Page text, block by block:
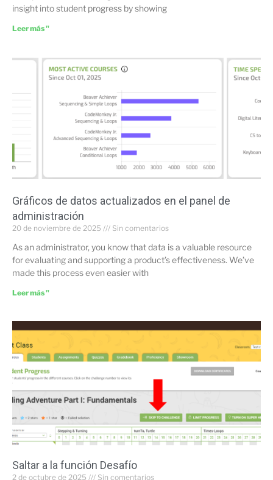
insight into student progress by showing
Leer más "
Gráficos de datos actualizados en el panel de
administración
20 de noviembre de 2025 Sin comentarios
As an administrator, you know that data is a valuable resource
for evaluating and supporting a product’s effectiveness. We’ve
made this process even easier with
Leer más "
Saltar a la función Desafío
2 de octubre de 2025 Sin comentarios